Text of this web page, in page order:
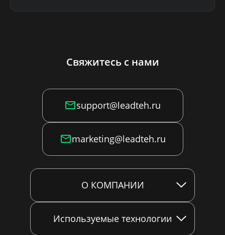
Свяжитесь с нами
support@leadteh.ru
marketing@leadteh.ru
О КОМПАНИИ
ООО «Лид Технологии»
Используемые технологии